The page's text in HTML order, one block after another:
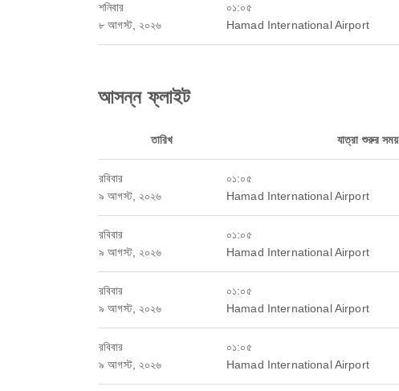
শনিবার
৮ আগস্ট, ২০২৬
০১:০৫
Hamad International Airport
আসন্ন ফ্লাইট
তারিখ যাত্রা শুরুর সময়
রবিবার
৯ আগস্ট, ২০২৬
০১:০৫
Hamad International Airport
রবিবার
৯ আগস্ট, ২০২৬
০১:০৫
Hamad International Airport
রবিবার
৯ আগস্ট, ২০২৬
০১:০৫
Hamad International Airport
রবিবার
৯ আগস্ট, ২০২৬
০১:০৫
Hamad International Airport